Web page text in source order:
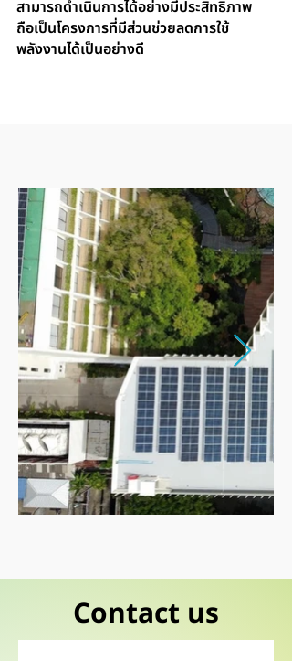
สามารถดำเนินการได้อย่างมีประสิทธิภาพ
ถือเป็นโครงการที่มีส่วนช่วยลดการใช้
พลังงานได้เป็นอย่างดี
Contact us